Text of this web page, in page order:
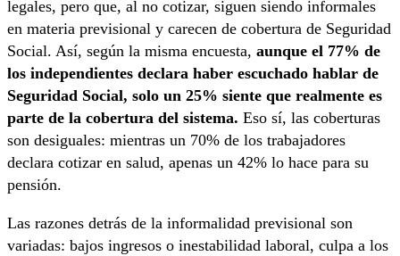
legales, pero que, al no cotizar, siguen siendo informales
en materia previsional y carecen de cobertura de Seguridad
Social. Así, según la misma encuesta, aunque el 77% de
los independientes declara haber escuchado hablar de
Seguridad Social, solo un 25% siente que realmente es
parte de la cobertura del sistema. Eso sí, las coberturas
son desiguales: mientras un 70% de los trabajadores
declara cotizar en salud, apenas un 42% lo hace para su
pensión.
Las razones detrás de la informalidad previsional son
variadas: bajos ingresos o inestabilidad laboral, culpa a los